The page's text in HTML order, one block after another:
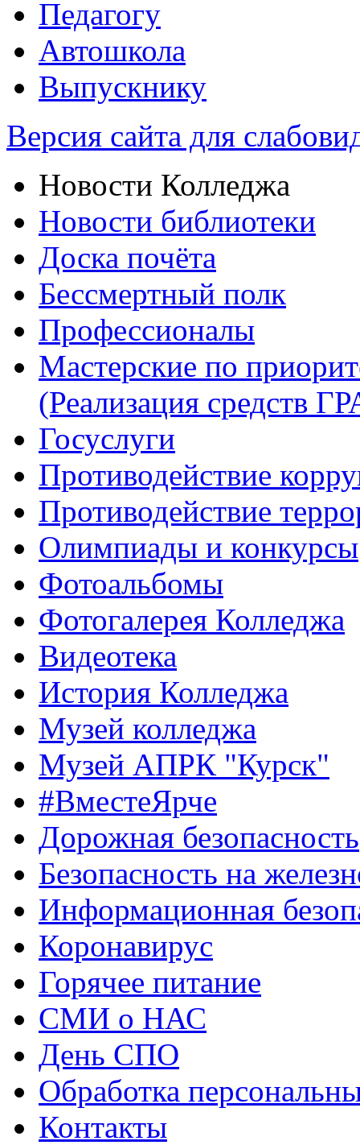
Педагогу
Автошкола
Выпускнику
Версия сайта для
Новости Колледжа
Новости библиотеки
Доска почёта
Бессмертный полк
Профессионалы
Мастерские по
(Реализация средств
Госуслуги
Противодействие
Противодействие
Олимпиады и конкурсы
Фотоальбомы
Фотогалерея Колледжа
Видеотека
История Колледжа
Музей колледжа
Музей АПРК "Курск"
#ВместеЯрче
Дорожная безопасность
Безопасность на
Информационная
Коронавирус
Горячее питание
СМИ о НАС
День СПО
Обработка
Контакты